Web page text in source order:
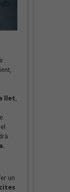
llet
.
un